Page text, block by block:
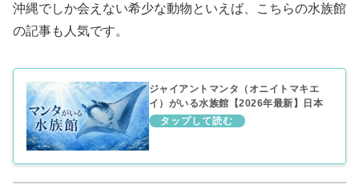
沖縄でしか会えない希少な動物といえば、こちらの水族館
の記事も人気です。
ジャイアントマンタ（オニイトマキエ
イ）がいる水族館【2026年最新】日本
唯一・沖縄美ら海水族館